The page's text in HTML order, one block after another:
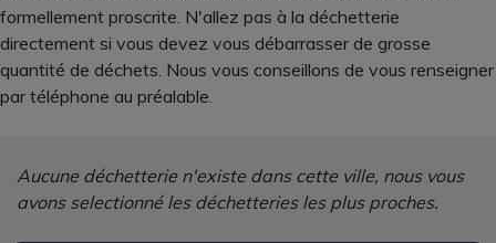
formellement proscrite. N'allez pas à la déchetterie
directement si vous devez vous débarrasser de grosse
quantité de déchets. Nous vous conseillons de vous renseigner
par téléphone au préalable.
Aucune déchetterie n'existe dans cette ville, nous vous
avons selectionné les déchetteries les plus proches.